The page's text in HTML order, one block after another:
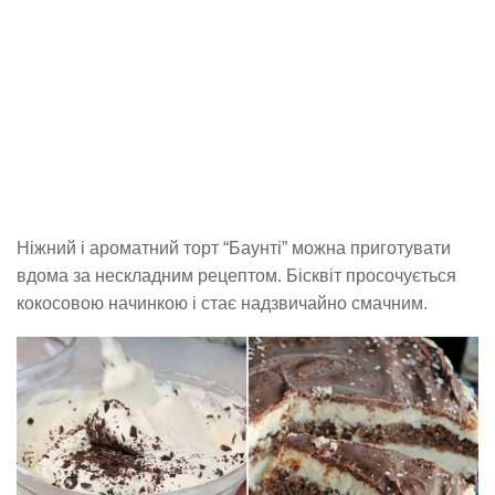
Ніжний і ароматний торт “Баунті” можна приготувати
вдома за нескладним рецептом. Бісквіт просочується
кокосовою начинкою і стає надзвичайно смачним.